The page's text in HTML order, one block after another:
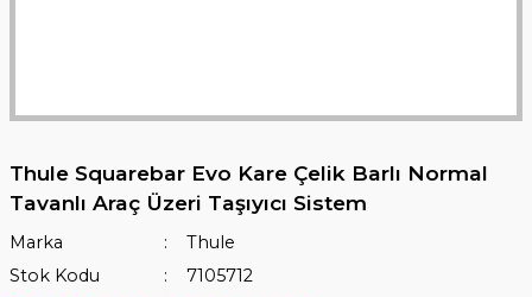
Thule Squarebar Evo Kare Çelik Barlı Normal
Tavanlı Araç Üzeri Taşıyıcı Sistem
Marka
Thule
Stok Kodu
7105712